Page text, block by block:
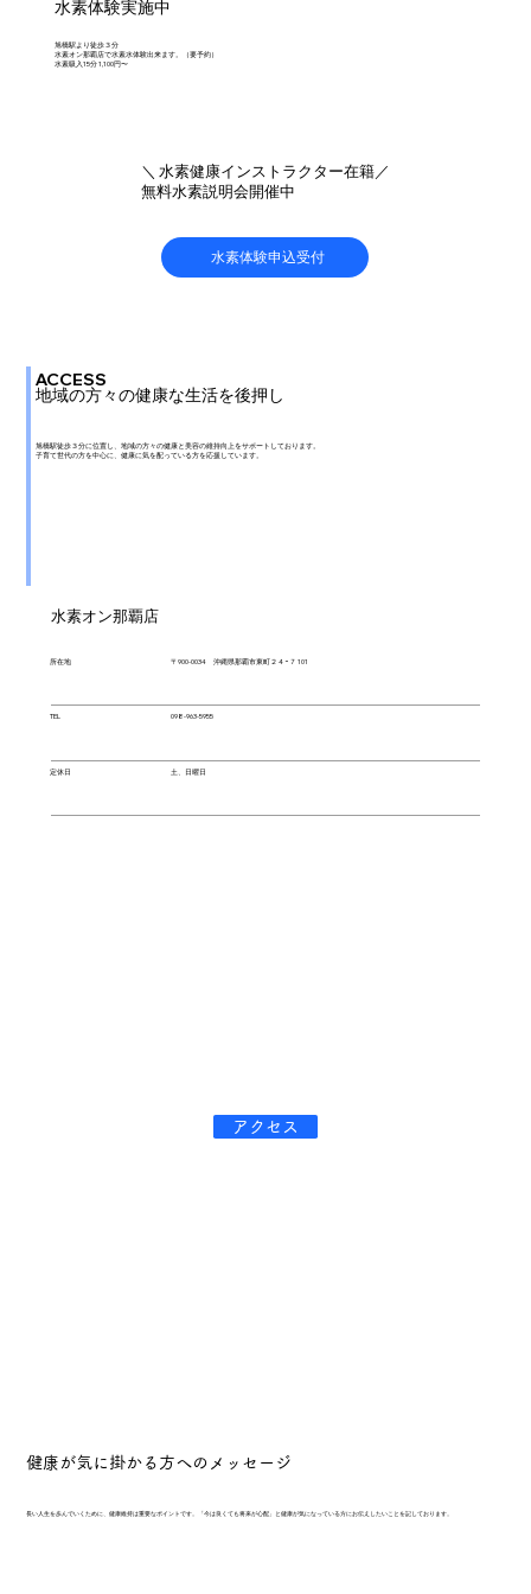
水素体験実施中
旭橋駅より徒歩３分
水素オン那覇店で水素水体験出来ます。（要予約）
水素吸入15分 1,100円〜
水素体験申込受付
＼ 水素健康インストラクター在籍／
無料水素説明会開催中
ACCESS
地域の方々の健康な生活を後押し
​旭橋駅徒歩３分に位置し、地域の方々の健康と美容の維持向上をサポートしております。
子育て世代の方を中心に、健康に気を配っている方を応援しています。
水素オン那覇店
所在地 〒900-0034 沖縄県那覇市東町２４−７ 101
TEL 098-963-5955
定休日 土、日曜日
アクセス
長い人生を歩んでいくために、健康維持は重要なポイントです。「今は良くても将来が心配」と健康が気になっている方にお伝えしたいことを記しております。
健康が気に掛かる方へのメッセージ